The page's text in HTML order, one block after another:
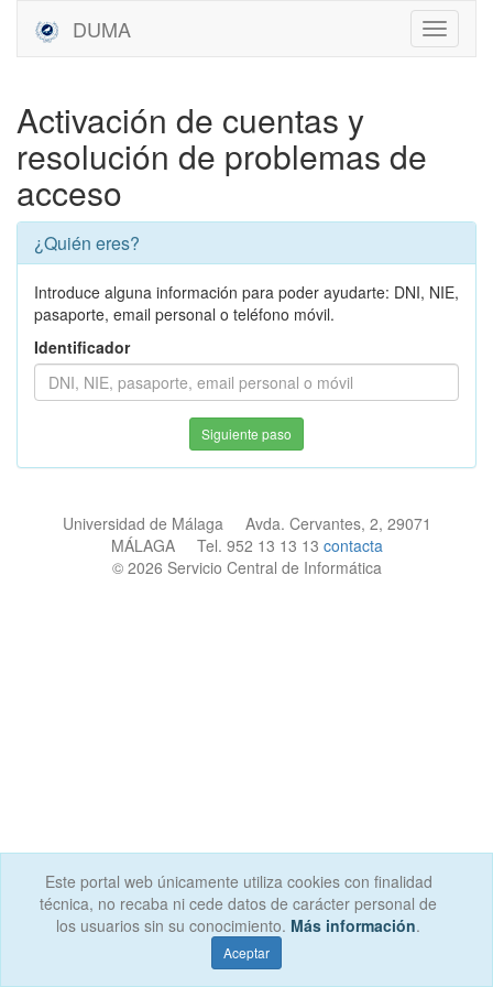
DUMA
Activación de cuentas y
resolución de problemas de
acceso
¿Quién eres?
Introduce alguna información para poder ayudarte: DNI, NIE,
pasaporte, email personal o teléfono móvil.
Identificador
Siguiente paso
Universidad de Málaga Avda. Cervantes, 2, 29071
MÁLAGA Tel. 952 13 13 13 contacta
© 2026 Servicio Central de Informática
Este portal web únicamente utiliza cookies con finalidad
técnica, no recaba ni cede datos de carácter personal de
los usuarios sin su conocimiento. Más información.
Aceptar